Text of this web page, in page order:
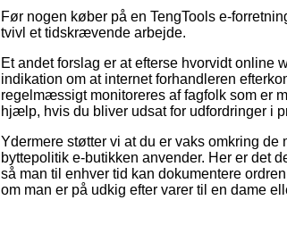
Før nogen køber på en TengTools e-
tvivl et tidskrævende arbejde.
Et andet forslag er at efterse hvorvidt
indikation om at internet forhandleren
regelmæssigt monitoreres af fagfolk som er
hjælp, hvis du bliver udsat for udfordringer i
Ydermere støtter vi at du er vaks omkring
byttepolitik e-butikken anvender. Her er det
så man til enhver tid kan dokumentere
om man er på udkig efter varer til en dame